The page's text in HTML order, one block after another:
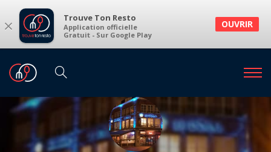
× Trouve Ton Resto
Application officielle
Gratuit - Sur Google Play
OUVRIR